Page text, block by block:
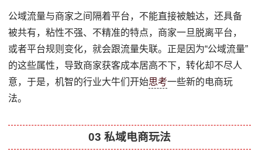
公域流量与商家之间隔着平台，不能直接被触达，还具备
被共有，粘性不强、不精准的特点，商家一旦脱离平台，
或者平台规则变化，就会跟流量失联。正是因为“公域流量”
的这些属性，导致商家获客成本居高不下，转化却不尽人
意，于是，机智的行业大牛们开始思考一些新的电商玩
法。
03 私域电商玩法